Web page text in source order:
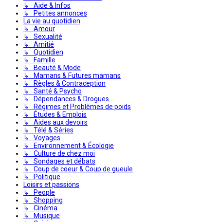
↳ Aide & Infos
↳ Petites annonces
La vie au quotidien
↳ Amour
↳ Sexualité
↳ Amitié
↳ Quotidien
↳ Famille
↳ Beauté & Mode
↳ Mamans & Futures mamans
↳ Règles & Contraception
↳ Santé & Psycho
↳ Dépendances & Drogues
↳ Régimes et Problèmes de poids
↳ Études & Emplois
↳ Aides aux devoirs
↳ Télé & Séries
↳ Voyages
↳ Environnement & Écologie
↳ Culture de chez moi
↳ Sondages et débats
↳ Coup de coeur & Coup de gueule
↳ Politique
Loisirs et passions
↳ People
↳ Shopping
↳ Cinéma
↳ Musique